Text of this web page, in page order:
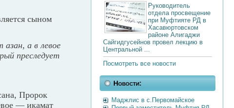
сыном
азан, а в левое
преследует
Пророк
— икамат
Руководитель
отдела просвещение
при Муфтияте РД в
Хасавюртовском
районе Алигаджи
Сайгидгусейнов провел лекцию в
Центральной ...
Посмотреть все новости
Новости:
Маджлис в с.Первомайское